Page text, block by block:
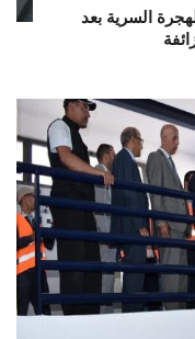
السرية بعد